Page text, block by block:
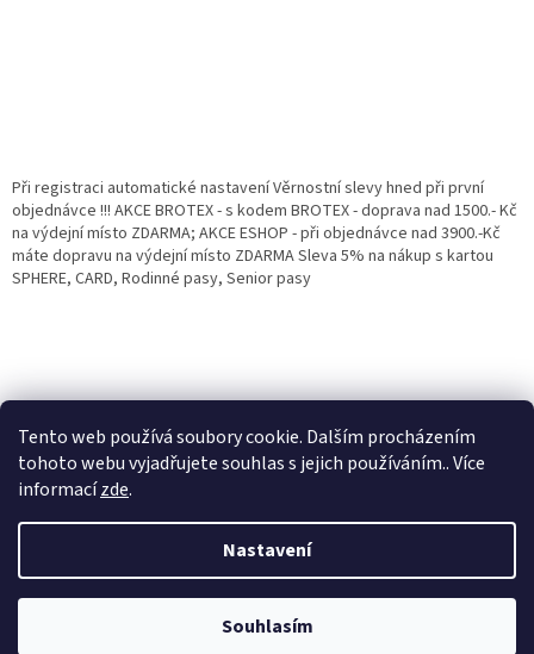
Tento web používá soubory cookie. Dalším procházením
tohoto webu vyjadřujete souhlas s jejich používáním.. Více
informacízde.
Nastavení
Souhlasím
nastavená Věrnostní sleva 3% - 10% na Všechny Vaše další nákupy. Čím
víc nakoupíte, tím větší slevu můžete získat. Vaše objednávky se sčítají.
Využít můžete i "Slevové kody" nebo DOPRAVU ZDARMA. Přejeme
příjemný nákup u nás Jana Kotasová Komárková a kolektiv pracovníků
Při registraci automatické nastavení Věrnostní slevy hned při první
objednávce !!! AKCE BROTEX - s kodem BROTEX - doprava nad 1500.- Kč
na výdejní místo ZDARMA; AKCE ESHOP - při objednávce nad 3900.-Kč
máte dopravu na výdejní místo ZDARMA Sleva 5% na nákup s kartou
SPHERE, CARD, Rodinné pasy, Senior pasy
Copyright 2026Eshop Jana. Všechna práva vyhrazena.